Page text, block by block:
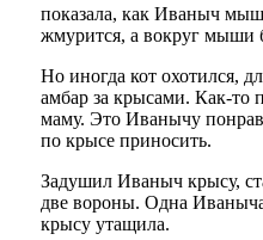
показала, как Иваныч
жмурится, а вокруг мыши
Но иногда кот охотился,
амбар за крысами. Как-то
маму. Это Иванычу
по крысе приносить.
Задушил Иваныч крысу,
две вороны. Одна
крысу утащила.